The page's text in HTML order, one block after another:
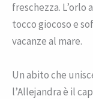
freschezza.
tocco giocoso e
vacanze al mare.
Un abito che
l’Allejandra è il